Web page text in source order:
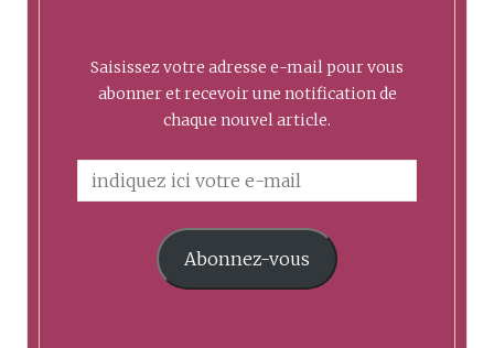
Saisissez votre adresse e-mail pour vous
abonner et recevoir une notification de
chaque nouvel article.
Abonnez-vous